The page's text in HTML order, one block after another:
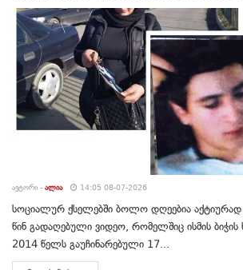
ᲐᲕᲢᲝᲠᲘ - ᲐᲚᲘᲐ 14:05 08-07-2026
სოციალურ ქსელებში ბოლო დღეებია
წინ გადაღებული ვიდეო, რომელშიც ისმის ბიჭის
2014 წელს გაუჩინარებული 17...